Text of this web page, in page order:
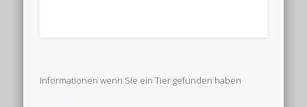
Informationen wenn Sie ein Tier gefunden haben